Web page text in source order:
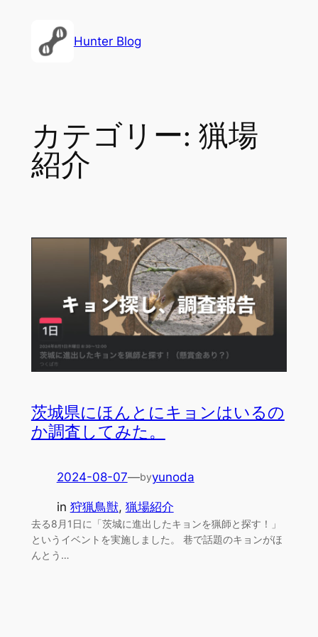
Hunter Blog
カテゴリー: 猟場
紹介
茨城県にほんとにキョンはいるの
か調査してみた。
2024-08-07—byyunoda
in 狩猟鳥獣, 猟場紹介
去る8月1日に「茨城に進出したキョンを猟師と探す！」
というイベントを実施しました。 巷で話題のキョンがほ
んとう…